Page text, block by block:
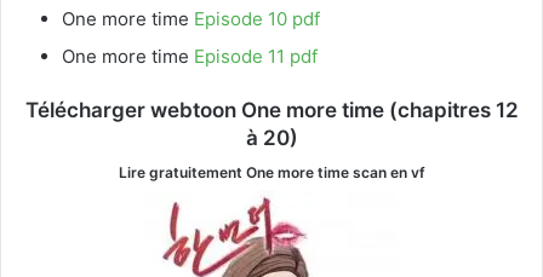
One more time Episode 10 pdf
One more time Episode 11 pdf
Télécharger webtoon One more time(chapitres 12
à 20)
Lire gratuitement One more timescan en vf